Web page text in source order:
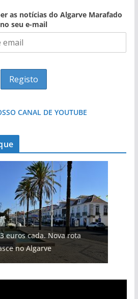
as notícias do Algarve Marafado
no seu e-mail
CANAL DE YOUTUBE
euros cada. Nova rota
no Algarve